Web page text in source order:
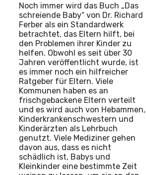
Noch immer wird das Buch „Das
schreiende Baby“ von Dr. Richard
Ferber als ein Standardwerk
betrachtet, das Eltern hilft, bei
den Problemen ihrer Kinder zu
helfen. Obwohl es seit über 30
Jahren veröffentlicht wurde, ist
es immer noch ein hilfreicher
Ratgeber für Eltern. Viele
Kommunen haben es an
frischgebackene Eltern verteilt
und es wird auch von Hebammen,
Kinderkrankenschwestern und
Kinderärzten als Lehrbuch
genutzt. Viele Mediziner gehen
davon aus, dass es nicht
schädlich ist, Babys und
Kleinkinder eine bestimmte Zeit